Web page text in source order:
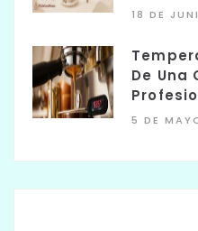
18 DE
De Una
5 DE